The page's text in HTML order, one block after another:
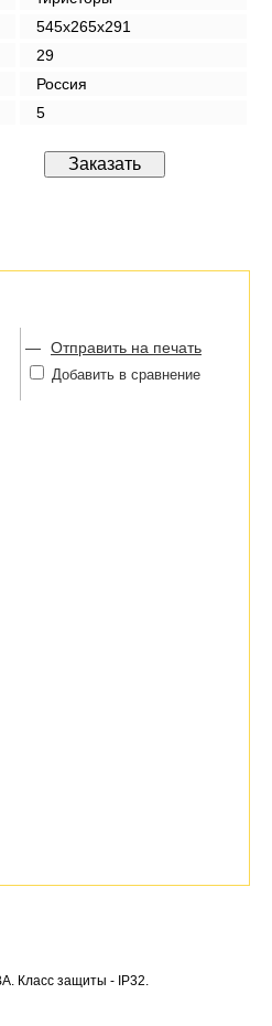
545x265x291
29
Россия
5
— Отправить на печать
Добавить в сравнение
Класс защиты - IP32.